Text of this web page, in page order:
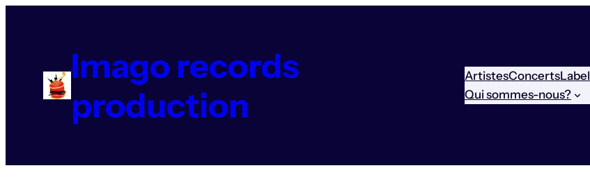
Imago records
production
ArtistesConcertsLabel
Qui sommes-nous?